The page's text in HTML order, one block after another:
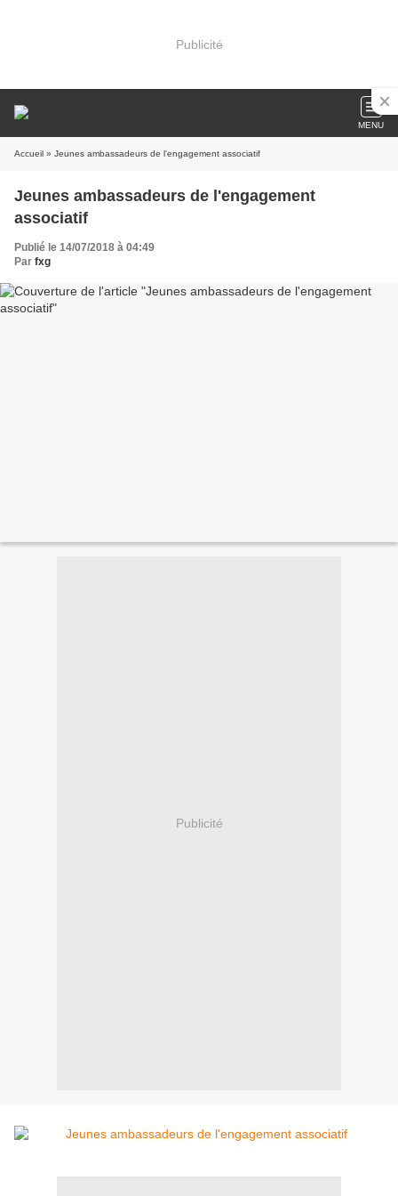
Publicité
MENU
Accueil » Jeunes ambassadeurs de l'engagement associatif
Jeunes ambassadeurs de l'engagement
associatif
Publié le 14/07/2018 à 04:49
Par fxg
Publicité